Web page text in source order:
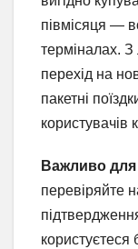
півмісяця —
терміналах. З
перехід на
пакетні
користувачів
Важливо для
перевіряйте